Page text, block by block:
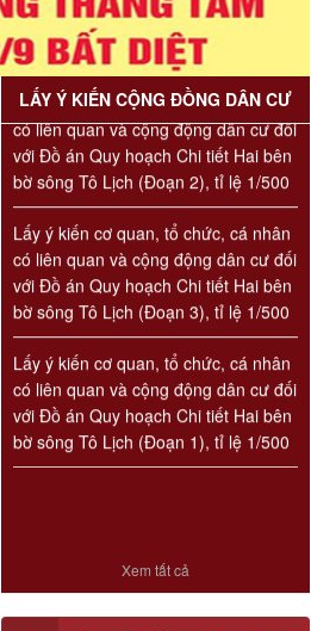
LẤY Ý KIẾN CỘNG ĐỒNG DÂN CƯ
Nội tầm nhìn 100 năm
Lấy ý kiến cơ quan, tổ chức, cá nhân
có liên quan và cộng động dân cư đối
với Đồ án Quy hoạch Chi tiết Hai bên
bờ sông Tô Lịch (Đoạn 2), tỉ lệ 1/500
Lấy ý kiến cơ quan, tổ chức, cá nhân
có liên quan và cộng động dân cư đối
với Đồ án Quy hoạch Chi tiết Hai bên
bờ sông Tô Lịch (Đoạn 3), tỉ lệ 1/500
Lấy ý kiến cơ quan, tổ chức, cá nhân
có liên quan và cộng động dân cư đối
với Đồ án Quy hoạch Chi tiết Hai bên
bờ sông Tô Lịch (Đoạn 1), tỉ lệ 1/500
Xem tất cả
Số 908/KH-VQH
Kế hoạch Thông tin, tuyên truyền
về cải cách hành chính nhà nước
của Viện Quy hoạch xây dựng Hà
Nội giai đoạn 2026 - 2030
Thời gian đăng: 16/07/2026
lượt xem: 73 | lượt tải:30
2512/QĐ-UBND
Quyết định số 2512/QĐ-UBND v/v
Phê duyệt Quy hoạch tổng thể Thủ
đô Hà Nội tầm nhìn 100 năm
Thời gian đăng: 14/05/2026
lượt xem: 1220 | lượt tải:731
4386/QĐ-UBND
Quyết định số 4386/QĐ-UBND v/v
Ban hành Kế hoạch thông tin,
tuyên truyền về cải cách hành
chính nhà nước thành phố Hà Nội